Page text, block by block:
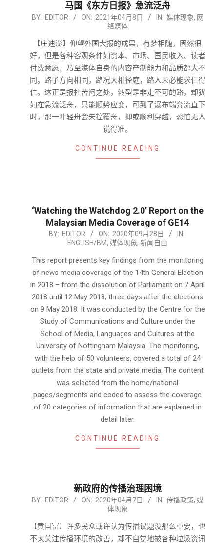
马国《东方日报》急流泛舟
2021-
BY: EDITOR ON: 2021年04月8日 IN: 媒体现象, 网
络媒体
【庄迪澎】仰望外国大报的成果，有梦相随，固然很
好，但是各种客观条件如资本、市场、国民收入、读者
付费意愿，乃至媒体自身的内容产制能力和品质都大不
同。路子方向相同，路况大相径庭，路人未必能求仁得
仁。这正是报社苦闷之处，转型是非走不可的路，却犹
如在急流泛舟，只能顺势应变，可到了瀑布端奔流直下
时，那一叶轻舟会失控覆舟，抑或顺利穿越，恐怕无人
说得准。
CONTINUE READING
‘Watching the Watchdog 2.0’ Report on the
Malaysian Media Coverage of GE14
28
BY: EDITOR ON: 2020年09月28日
IN:
ENGLISH/BM, 媒体现象, 新闻自由
This report presents key findings from the monitoring
of news media coverage of the 14th General Election
in 2018 – from the dissolution of Parliament on 7 April
2018 until 12 May 2018, three days after the elections
on 9 May 2018. It was conducted by the Centre for the
Study of Communications and Culture under the
School of Media, Languages and Cultures at the
University of Nottingham Malaysia. The monitoring,
with the help of 50 volunteers, covered a total of 24
outlets from the state and private media. The content
was selected from the home/national
pages/segments and coded to assess the coverage
of 20 categories of information that are explained in
detail later.
CONTINUE READING
新政府的传播治理困境
2020-
07
BY: EDITOR ON: 2020年04月7日 IN: 传播政策, 媒
体现象
【黄国富】许多民众或许认为传播议题没那么重要，也
不太关注传播环境的改善，却不自觉地被各种垃圾资讯